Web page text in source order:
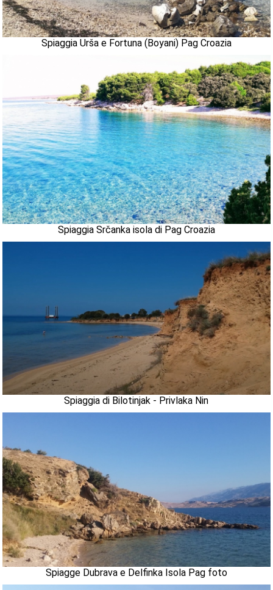
Spiaggia Urša e Fortuna (Boyani) Pag Croazia
Spiaggia Srčanka isola di Pag Croazia
Spiaggia di Bilotinjak - Privlaka Nin
Spiagge Dubrava e Delfinka Isola Pag foto